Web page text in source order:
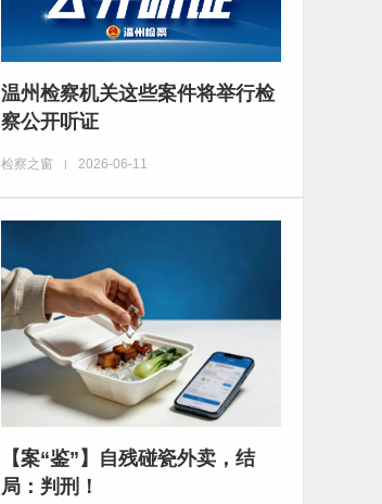
温州检察机关这些案件将举行检
察公开听证
检察之窗 | 2026-06-11
【案“鉴”】自残碰瓷外卖，结
局：判刑！